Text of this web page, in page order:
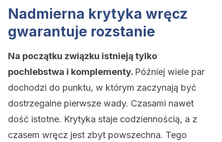
Nadmierna krytyka wręcz
gwarantuje rozstanie
Na początku związku istnieją tylko
pochlebstwa i komplementy. Później wiele par
dochodzi do punktu, w którym zaczynają być
dostrzegalne pierwsze wady. Czasami nawet
dość istotne. Krytyka staje codziennością, a z
czasem wręcz jest zbyt powszechna. Tego